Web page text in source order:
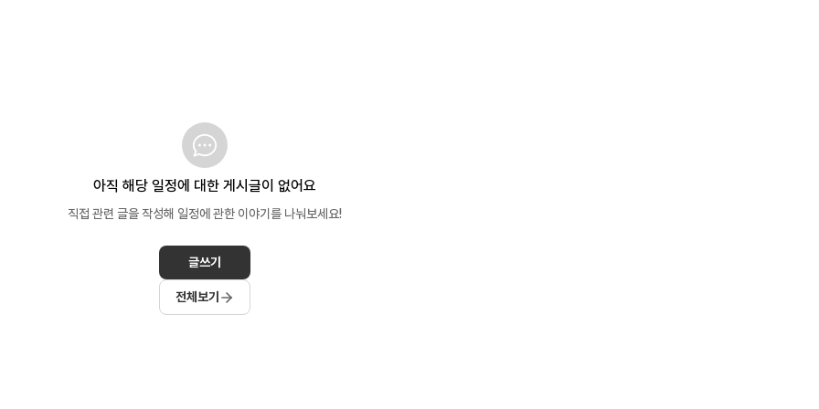
아직 해당 일정에 대한 게시글이 없어요
직접 관련 글을 작성해 일정에 관한 이야기를 나눠보세요!
글쓰기
전체보기